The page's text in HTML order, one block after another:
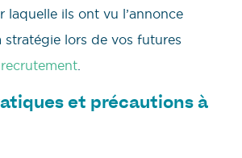
laquelle ils ont vu l’annonce
stratégie lors de vos futures
.
et précautions à